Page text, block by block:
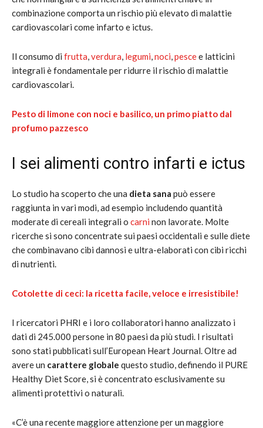
combinazione comporta un rischio più elevato di malattie
cardiovascolari come infarto e ictus.
Il consumo di frutta,verdura, legumi,noci,pescee latticini
integrali è fondamentale per ridurre il rischio di malattie
cardiovascolari.
Pesto di limone con noci e basilico, un primo piatto dal
profumo pazzesco
I sei alimenti contro infarti e ictus
Lo studio ha scoperto che una dieta sana può essere
raggiunta in vari modi, ad esempio includendo quantità
moderate di cereali integrali o carni non lavorate. Molte
ricerche si sono concentrate sui paesi occidentali e sulle diete
che combinavano cibi dannosi e ultra-elaborati con cibi ricchi
di nutrienti.
Cotolette di ceci: la ricetta facile, veloce e irresistibile!
I ricercatori PHRI e i loro collaboratori hanno analizzato i
dati di 245.000 persone in 80 paesi da più studi. I risultati
sono stati pubblicati sull’European Heart Journal. Oltre ad
avere un carattere globale questo studio, definendo il PURE
Healthy Diet Score, si è concentrato esclusivamente su
alimenti protettivi o naturali.
«C’è una recente maggiore attenzione per un maggiore